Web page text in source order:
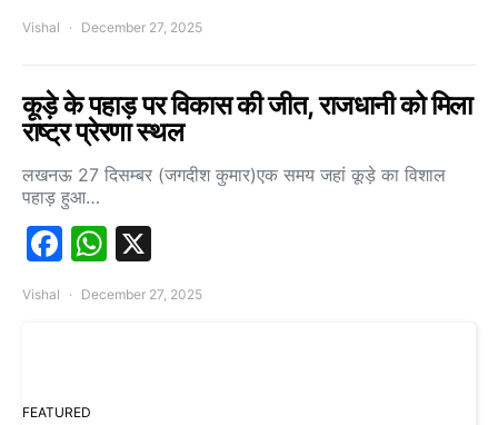
Vishal December 27, 2025
कूड़े के पहाड़ पर विकास की जीत, राजधानी को मिला
राष्ट्र प्रेरणा स्थल
लखनऊ 27 दिसम्बर (जगदीश कुमार)एक समय जहां कूड़े का विशाल
पहाड़ हुआ…
Facebook
WhatsApp
Vishal December 27, 2025
FEATURED